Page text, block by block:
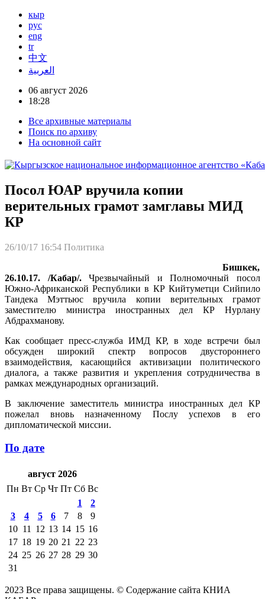
кыр
рус
eng
tr
中文
العربية
06 август 2026
18:28
Все архивные материалы
Поиск по архиву
На основной сайт
Посол ЮАР вручила копии
верительных грамот замглавы МИД
КР
26/10/17 16:54 Политика
Бишкек,
26.10.17. /Кабар/.Чрезвычайный и Полномочный посол
Южно-Африканской Республики в КР Кийтуметци Сийпило
Тандека Мэттьюс вручила копии верительных грамот
заместителю министра иностранных дел КР Нурлану
Абдрахманову.
Как сообщает пресс-служба ИМД КР, в ходе встречи был
обсужден широкий спектр вопросов двустороннего
взаимодействия, касающийся активизации политического
диалога, а также развития и укрепления сотрудничества в
рамках международных организаций.
В заключение заместитель министра иностранных дел КР
пожелал вновь назначенному Послу успехов в его
дипломатической миссии.
По дате
август 2026
Пн Вт Ср Чт Пт Сб Вс
1
2
3
4 5 6 7 8
9
10 11 12 13 14 15 16
17 18 19 20 21 22 23
24 25 26 27 28 29 30
31
2023 Все права защищены. © Содержание сайта КНИА